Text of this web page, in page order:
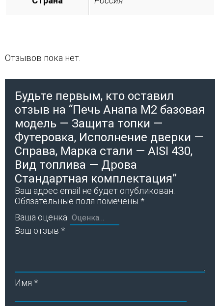
Отзывов пока нет.
Будьте первым, кто оставил
отзыв на “Печь Анапа М2 базовая
модель — Защита топки —
Футеровка, Исполнение дверки —
Справа, Марка стали — AISI 430,
Вид топлива — Дрова
Стандартная комплектация”
Ваш адрес email не будет опубликован.
Обязательные поля помечены *
Ваша оценка
Ваш отзыв *
Имя *